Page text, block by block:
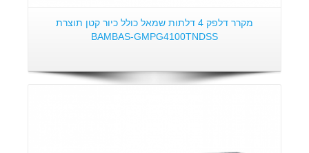
מקרר דלפק 4 דלתות שמאל כולל כיור קטן תוצרת
BAMBAS-GMPG4100TNDSS